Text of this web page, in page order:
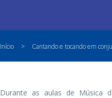
Início > Cantando e tocando em
Durante as aulas de Música